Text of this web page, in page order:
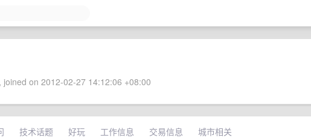
on 2012-02-27 14:12:06 +08:00
技术话题 好玩 工作信息 交易信息 城市相关